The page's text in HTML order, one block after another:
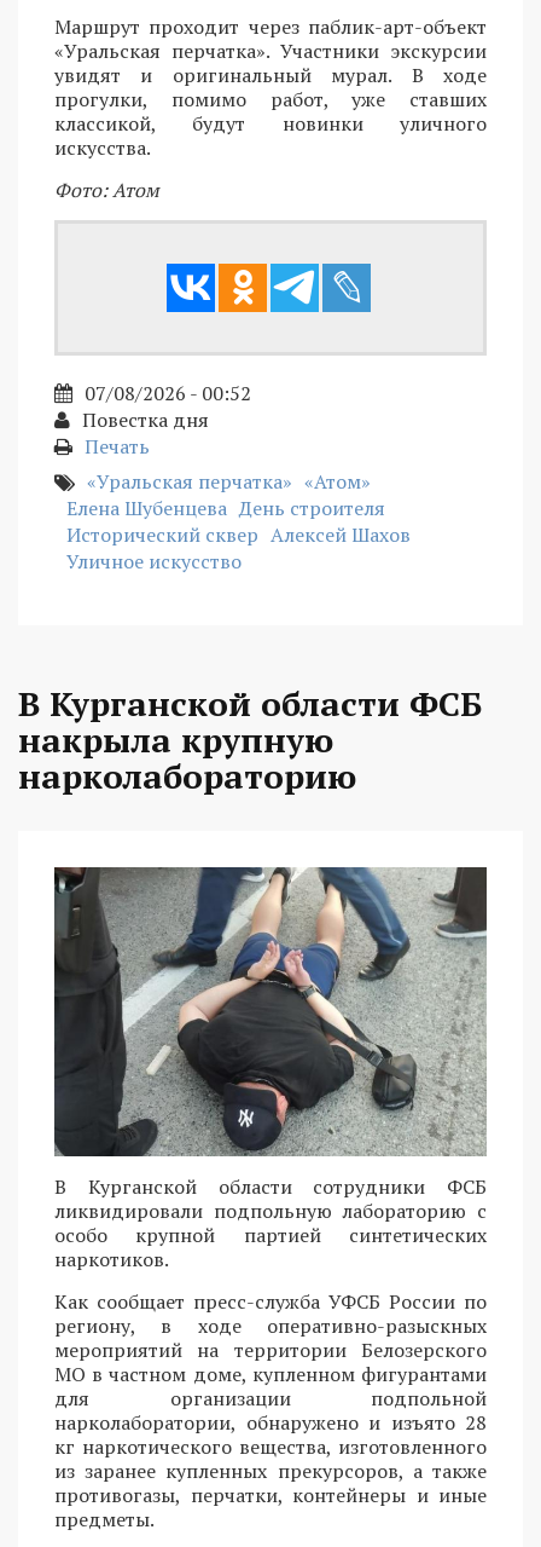
Маршрут проходит через паблик-арт-объект
«Уральская перчатка». Участники экскурсии
увидят и оригинальный мурал. В ходе
прогулки, помимо работ, уже ставших
классикой, будут новинки уличного
искусства.
Фото: Атом
07/08/2026 - 00:52
Повестка дня
Печать
«Уральская перчатка» «Атом»
Елена Шубенцева День строителя
Исторический сквер Алексей Шахов
Уличное искусство
В Курганской области ФСБ
накрыла крупную
нарколабораторию
В Курганской области сотрудники ФСБ
ликвидировали подпольную лабораторию с
особо крупной партией синтетических
наркотиков.
Как сообщает пресс-служба УФСБ России по
региону, в ходе оперативно-разыскных
мероприятий на территории Белозерского
МО в частном доме, купленном фигурантами
для организации подпольной
нарколаборатории, обнаружено и изъято 28
кг наркотического вещества, изготовленного
из заранее купленных прекурсоров, а также
противогазы, перчатки, контейнеры и иные
предметы.